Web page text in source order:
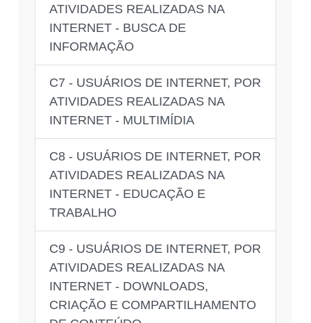
ATIVIDADES REALIZADAS NA
INTERNET - BUSCA DE
INFORMAÇÃO
C7 - USUÁRIOS DE INTERNET, POR
ATIVIDADES REALIZADAS NA
INTERNET - MULTIMÍDIA
C8 - USUÁRIOS DE INTERNET, POR
ATIVIDADES REALIZADAS NA
INTERNET - EDUCAÇÃO E
TRABALHO
C9 - USUÁRIOS DE INTERNET, POR
ATIVIDADES REALIZADAS NA
INTERNET - DOWNLOADS,
CRIAÇÃO E COMPARTILHAMENTO